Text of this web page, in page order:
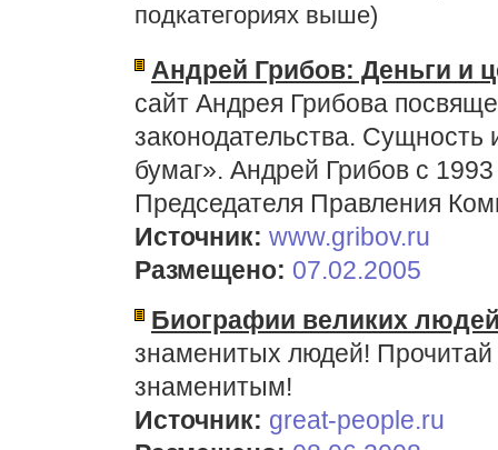
подкатегориях выше)
Андрей Грибов: Деньги и
сайт Андрея Грибова
законодательства.
бумаг». Андрей Грибов с
Председателя Правления
Источник: www.gribov.ru
Размещено: 07.02.2005
Биографии великих
знаменитых людей! Прочитай
знаменитым!
Источник: great-people.ru